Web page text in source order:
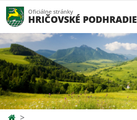
Oficiálne stránky
HRIČOVSKÉ PODHRADIE